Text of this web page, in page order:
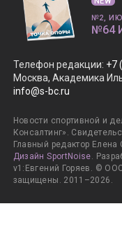
Телефон редакции: +7
Москва, Академика
info@s-bc.ru
Новости спортивной и
Консалтинг».
Главный редактор Елена
Дизайн SportNoise.
v1:Евгений Горяев. ©
защищены. 2011–2026.
№2,
№64